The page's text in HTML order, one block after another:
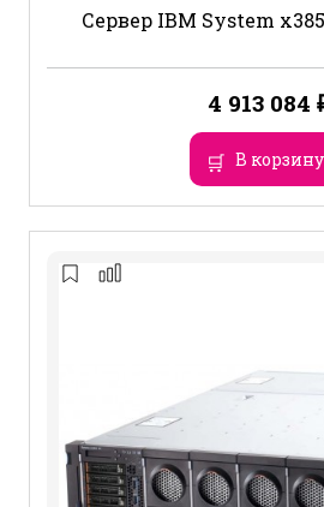
Сервер IBM System
4 913 084
В корзину